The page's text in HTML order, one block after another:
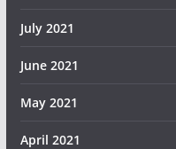
July 2021
June 2021
May 2021
April 2021